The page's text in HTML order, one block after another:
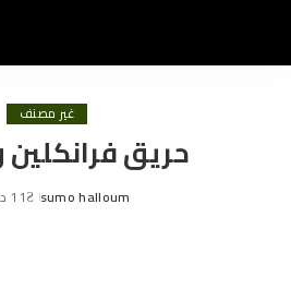
غير مصنف
حريق
Posted
sumo halloum 11 ديسمبر، 2024